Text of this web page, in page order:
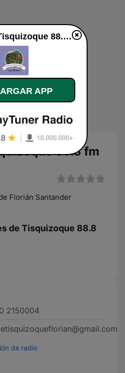
88.8 fm
Florián Santander
de Tisquizoque 88.8
2150004
de radio
Voces de Tisquizoque 88.8 fm en vivo
APP